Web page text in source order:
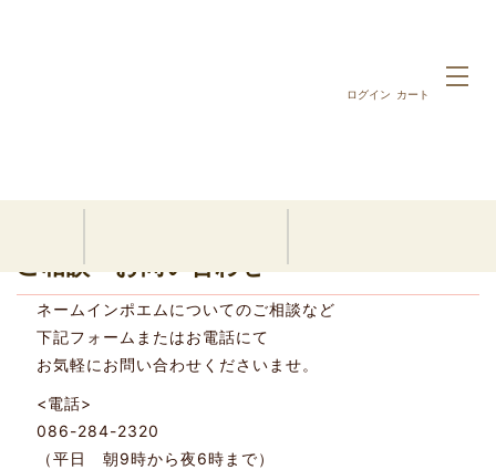
ログイン カート
ご相談・お問い合わせ
ネームインポエムについてのご相談など
下記フォームまたはお電話にて
お気軽にお問い合わせくださいませ。
<電話>
086-284-2320
（平日 朝9時から夜6時まで）